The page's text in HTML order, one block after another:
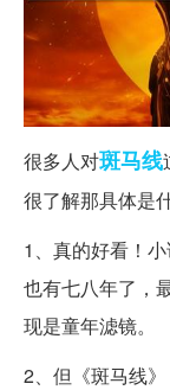
很多人对斑马线
很了解那具体是
1、真的好看！
也有七八年了，
现是童年滤镜。
2、但《斑马线